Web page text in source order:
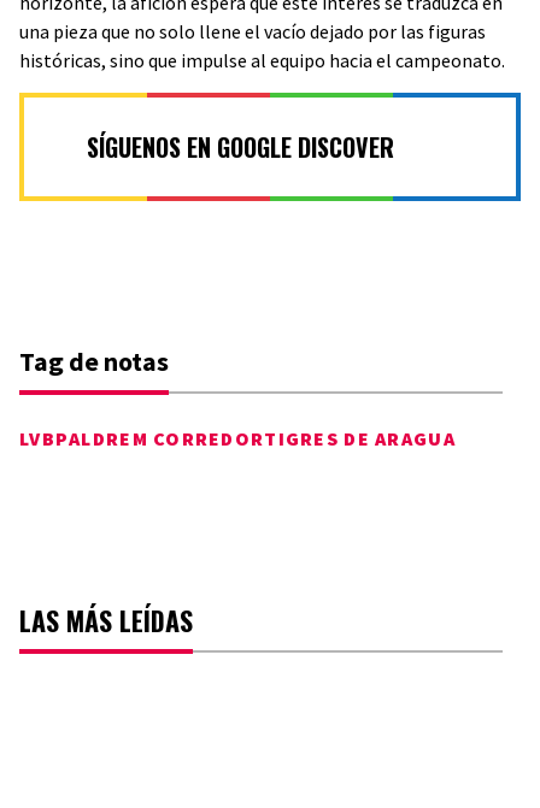
una pieza que no solo llene el vacío dejado por las figuras
históricas, sino que impulse al equipo hacia el campeonato.
SÍGUENOS EN GOOGLE DISCOVER
Tag de notas
LVBPALDREM CORREDORTIGRES DE ARAGUA
LAS MÁS LEÍDAS